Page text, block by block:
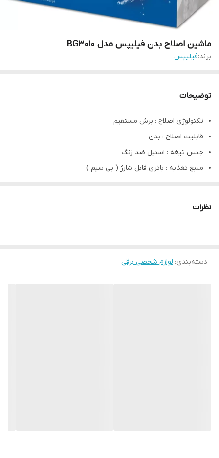
ماشین اصلاح بدن فیلیپس مدل BG3010
برند:فیلیپس
توضیحات
تکنولوژی اصلاح : برش مستقیم
قابلیت اصلاح : بدن
جنس تیغه : استیل ضد زنگ
منبع تغذیه : باتری قابل شارژ ( بی سیم )
عرض برش 32 میلیمتر
نظرات
دسته‌بندی: لوازم شخصی برقی